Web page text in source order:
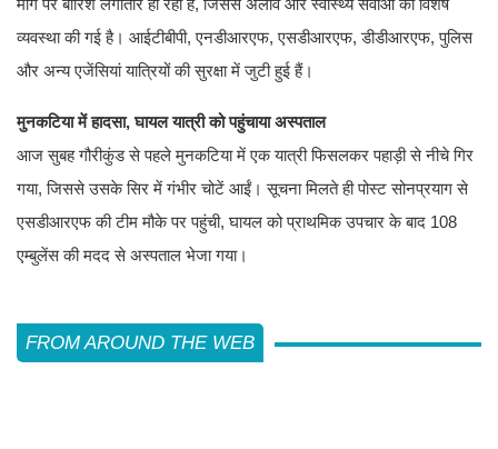
व्यवस्था की गई है। आईटीबीपी, एनडीआरएफ, एसडीआरएफ, डीडीआरएफ, पुलिस
और अन्य एजेंसियां यात्रियों की सुरक्षा में जुटी हुई हैं।
मुनकटिया में हादसा, घायल यात्री को पहुंचाया अस्पताल
आज सुबह गौरीकुंड से पहले मुनकटिया में एक यात्री फिसलकर पहाड़ी से नीचे गिर
गया, जिससे उसके सिर में गंभीर चोटें आईं। सूचना मिलते ही पोस्ट सोनप्रयाग से
एसडीआरएफ की टीम मौके पर पहुंची, घायल को प्राथमिक उपचार के बाद 108
एम्बुलेंस की मदद से अस्पताल भेजा गया।
FROM AROUND THE WEB